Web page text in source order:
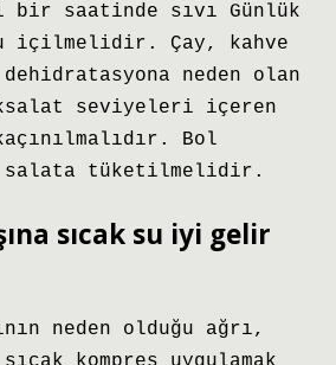
bir saatinde sıvı Günlük
içilmelidir. Çay, kahve
neden olan
seviyeleri içeren
Bol
tüketilmelidir.
sıcak su iyi gelir
neden olduğu ağrı,